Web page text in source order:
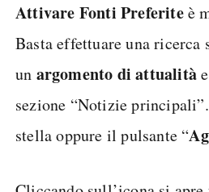
Attivare Fonti Preferiteè
Basta effettuare una ricerca
un argomento di attualità
sezione “Notizie
stella oppure il pulsante “